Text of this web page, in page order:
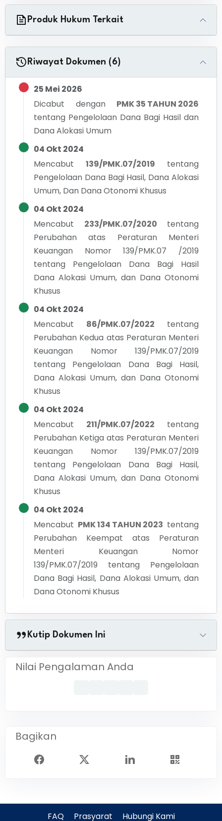
Produk Hukum Terkait
Riwayat Dokumen (6)
25 Mei 2026
Dicabut dengan
PMK 35 TAHUN 2026
tentang Pengelolaan Dana Bagi Hasil dan
Dana Alokasi Umum
04 Okt 2024
Mencabut
139/PMK.07/2019
tentang
Pengelolaan Dana Bagi Hasil, Dana Alokasi
Umum, Dan Dana Otonomi Khusus
04 Okt 2024
Mencabut
233/PMK.07/2020
tentang
Perubahan atas Peraturan Menteri
Keuangan Nomor 139/PMK.07 /2019
tentang Pengelolaan Dana Bagi Hasil
Dana Alokasi Umum, dan Dana Otonomi
Khusus
04 Okt 2024
Mencabut
86/PMK.07/2022
tentang
Perubahan Kedua atas Peraturan Menteri
Keuangan Nomor 139/PMK.07/2019
tentang Pengelolaan Dana Bagi Hasil,
Dana Alokasi Umum, dan Dana Otonomi
Khusus
04 Okt 2024
Mencabut
211/PMK.07/2022
tentang
Perubahan Ketiga atas Peraturan Menteri
Keuangan Nomor 139/PMK.07/2019
tentang Pengelolaan Dana Bagi Hasil,
Dana Alokasi Umum, dan Dana Otonomi
Khusus
04 Okt 2024
Mencabut PMK 134 TAHUN 2023 tentang
Perubahan Keempat atas Peraturan
Menteri Keuangan Nomor
139/PMK.07/2019 tentang Pengelolaan
Dana Bagi Hasil, Dana Alokasi Umum, dan
Dana Otonomi Khusus
Kutip Dokumen Ini
Nilai Pengalaman Anda
Bagikan
FAQ Prasyarat Hubungi Kami